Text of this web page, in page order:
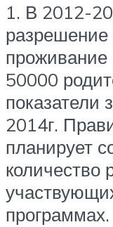
1. В 2012-
разрешение
проживание
50000
показатели
2014г.
планирует
количество
программах.